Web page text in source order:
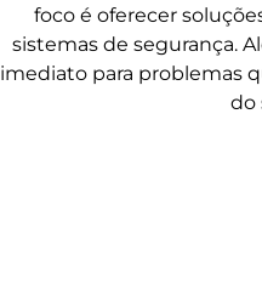
foco é oferecer
sistemas de segurança.
imediato para problemas
do